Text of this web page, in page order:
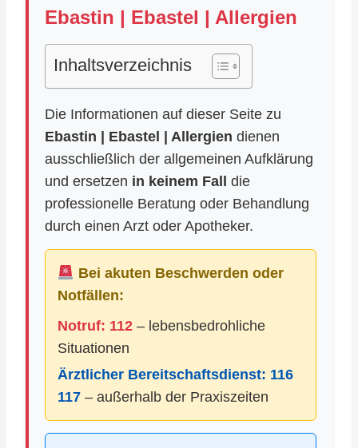
Ebastin | Ebastel | Allergien
Inhaltsverzeichnis
Die Informationen auf dieser Seite zu
Ebastin | Ebastel | Allergien dienen
ausschließlich der allgemeinen Aufklärung
und ersetzen in keinem Fall
die
professionelle Beratung oder Behandlung
durch einen Arzt oder Apotheker.
Bei akuten Beschwerden oder
Notfällen:
Notruf: 112 – lebensbedrohliche
Situationen
Ärztlicher Bereitschaftsdienst: 116
117 – außerhalb der Praxiszeiten